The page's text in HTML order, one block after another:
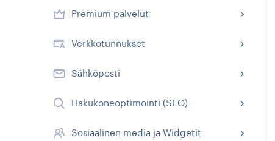
Premium palvelut
Verkkotunnukset
Sähköposti
Hakukoneoptimointi (SEO)
Sosiaalinen media ja Widgetit